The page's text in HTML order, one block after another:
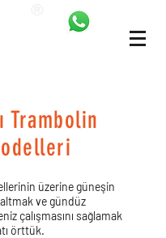
Trambolin
üzerine güneşin
ve gündüz
çalışmasını sağlamak
örttük.​